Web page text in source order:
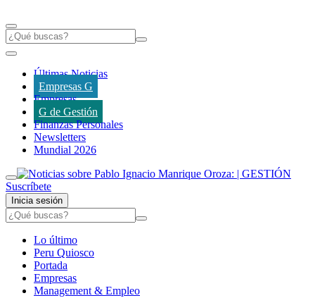
Últimas Noticias
Empresas G
Empresas
G de Gestión
Finanzas Personales
Newsletters
Mundial 2026
Suscríbete
Inicia sesión
Lo último
Peru Quiosco
Portada
Empresas
Management & Empleo